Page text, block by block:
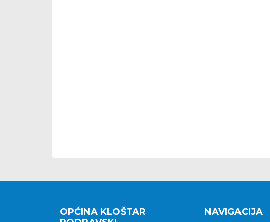
OPĆINA KLOŠTAR
NAVIGACIJA